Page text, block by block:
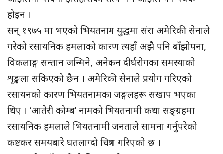
होइन ।
सन् १९७५ मा भएको भियतनाम युद्धमा संरा अमेरिकी सेनाले
गरेको रसायनिक हमलाको कारण त्यहाँ अझै पनि बाँझोपना,
विकलाङ्ग सन्तान जन्मिने, अनेकन दीर्घरोगका समस्याको
शृङ्खला सकिएको छैन । अमेरिकी सेनाले प्रयोग गरिएको
रसायनको कारण भियतनामका जङ्गलहरू सखाप भएका
थिए । ‘आतेरी कोम्ब’ नामको भियतनामी कथा सङ्ग्रहमा
रसायनिक हमलाले भियतनामी जनताले सामना गर्नुपरेको
कष्टकर समयबारे घतलाग्दो चित्रण गरिएको छ ।